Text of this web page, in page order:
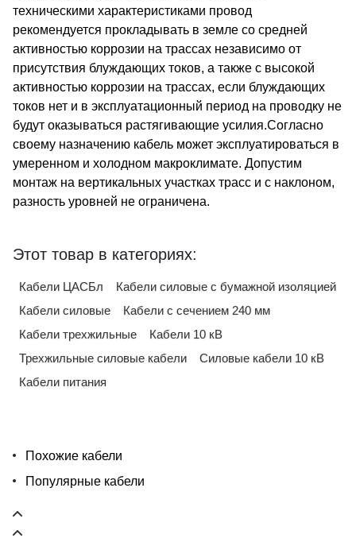
техническими характеристиками провод
рекомендуется прокладывать в земле со средней
активностью коррозии на трассах независимо от
присутствия блуждающих токов, а также с высокой
активностью коррозии на трассах, если блуждающих
токов нет и в эксплуатационный период на проводку не
будут оказываться растягивающие усилия.Согласно
своему назначению кабель может эксплуатироваться в
умеренном и холодном макроклимате. Допустим
монтаж на вертикальных участках трасс и с наклоном,
разность уровней не ограничена.
Этот товар в категориях:
Кабели ЦАСБл
Кабели силовые с бумажной изоляцией
Кабели силовые
Кабели с сечением 240 мм
Кабели трехжильные
Кабели 10 кВ
Трехжильные силовые кабели
Силовые кабели 10 кВ
Кабели питания
Похожие кабели
Популярные кабели